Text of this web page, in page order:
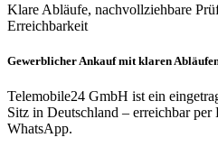
Klare Abläufe, nachvollziehbare
Erreichbarkeit
Gewerblicher Ankauf mit klaren
Telemobile24 GmbH ist ein
Sitz in Deutschland – erreichbar
WhatsApp.